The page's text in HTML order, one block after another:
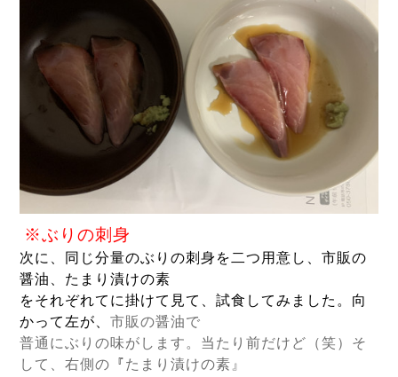
※ぶりの刺身
次に、同じ分量のぶりの刺身を二つ用意し、 市販の
醤油、たまり漬けの素
をそれぞれてに掛けて見て、試食してみました。 向
かって左が、 市販の醤油で
普通にぶりの味がします。当たり前だけど（笑）そ
して、右側の 『たまり漬けの素 』